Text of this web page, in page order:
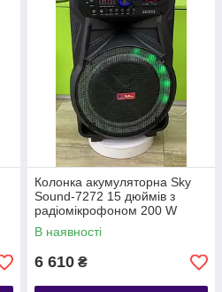
Колонка акумуляторна Sky
Sound-7272 15 дюймів з
радіомікрофоном 200 W
(USB/FM/Bluetooth/TWS)
В наявності
6 610 ₴